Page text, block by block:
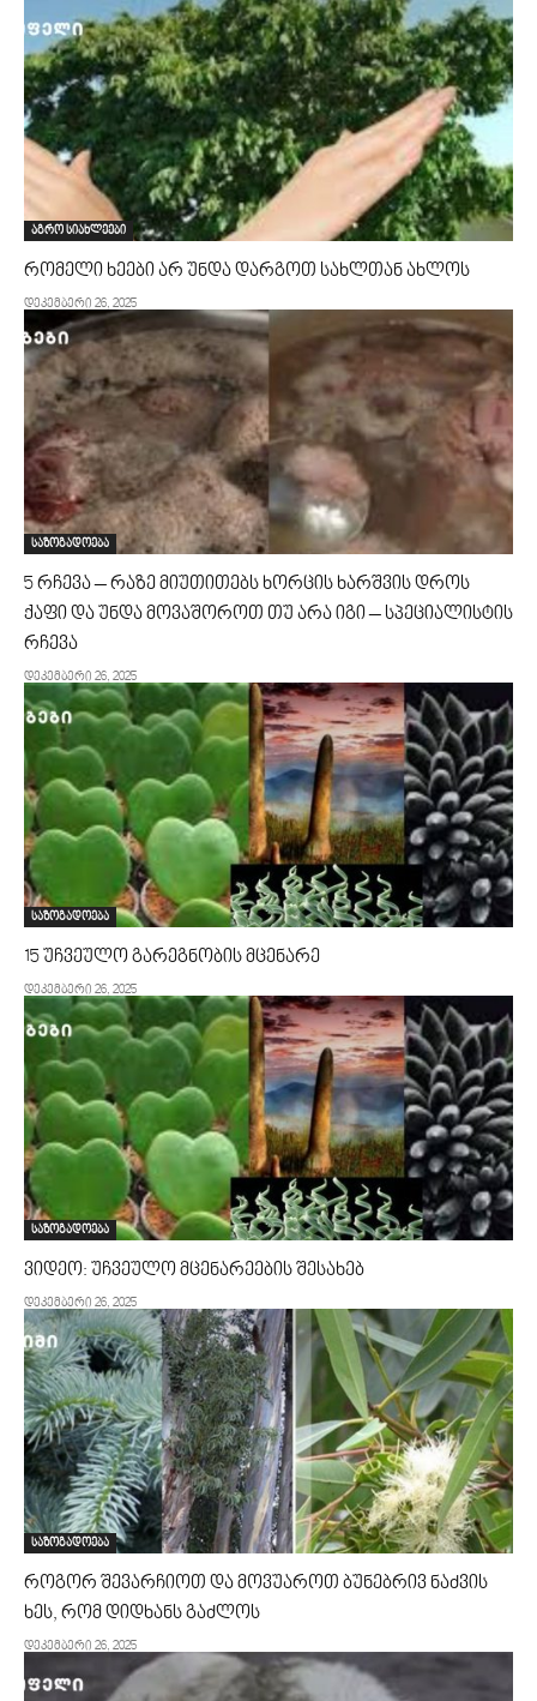
აგრო სიახლეები
რომელი ხეები არ უნდა დარგოთ სახლთან ახლოს
დეკემბერი 26, 2025
საზოგადოება
5 რჩევა – რაზე მიუთითებს ხორცის ხარშვის დროს
ქაფი და უნდა მოვაშოროთ თუ არა იგი – სპეციალისტის
რჩევა
დეკემბერი 26, 2025
საზოგადოება
15 უჩვეულო გარეგნობის მცენარე
დეკემბერი 26, 2025
საზოგადოება
ვიდეო: უჩვეულო მცენარეების შესახებ
დეკემბერი 26, 2025
საზოგადოება
როგორ შევარჩიოთ და მოვუაროთ ბუნებრივ ნაძვის
ხეს, რომ დიდხანს გაძლოს
დეკემბერი 26, 2025